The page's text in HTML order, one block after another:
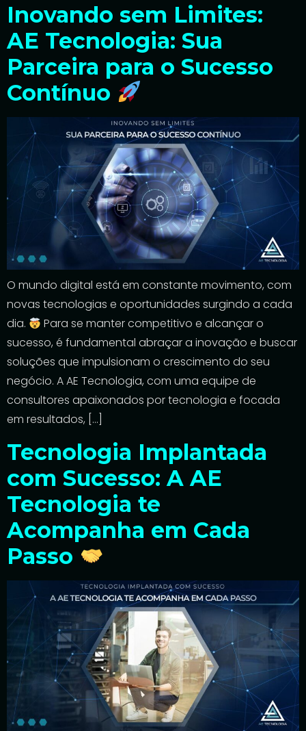
Inovando sem Limites:
AE Tecnologia: Sua
Parceira para o Sucesso
Contínuo
O mundo digital está em constante movimento, com
novas tecnologias e oportunidades surgindo a cada
dia.
Para se manter competitivo e alcançar o
sucesso, é fundamental abraçar a inovação e buscar
soluções que impulsionam o crescimento do seu
negócio. A AE Tecnologia, com uma equipe de
consultores apaixonados por tecnologia e focada
em resultados, […]
Tecnologia Implantada
com Sucesso: A AE
Tecnologia te
Acompanha em Cada
Passo